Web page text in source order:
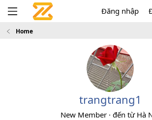
Đăng nhập
Home
trangtrang1
New Member · đến từ Hà